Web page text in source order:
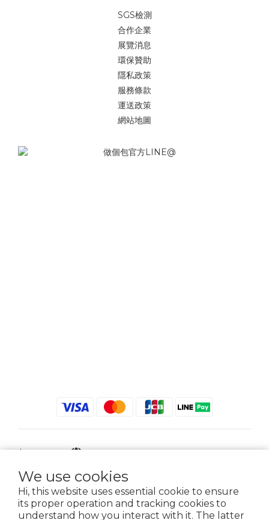
We use cookies
Hi, this website uses essential cookie to ensure
its proper operation and tracking cookies to
understand how you interact with it. The latter
SGS檢測
合作企業
展覽消息
環保贊助
隱私政策
服務條款
運送政策
網站地圖
$ TWD English
2021 © iGreenbag | DoaBag | Working Hrs 8:30 - 18:00｜新北市新莊區中正路